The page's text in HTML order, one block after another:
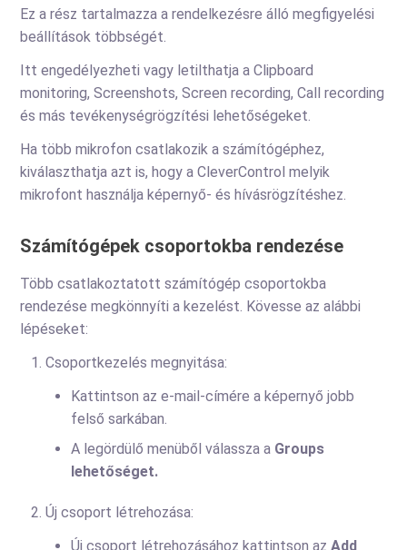
Ez a rész tartalmazza a rendelkezésre álló megfigyelési
beállítások többségét.
Itt engedélyezheti vagy letilthatja a Clipboard
monitoring, Screenshots, Screen recording, Call recording
és más tevékenységrögzítési lehetőségeket.
Ha több mikrofon csatlakozik a számítógéphez,
kiválaszthatja azt is, hogy a CleverControl melyik
mikrofont használja képernyő- és hívásrögzítéshez.
Számítógépek csoportokba rendezése
Több csatlakoztatott számítógép csoportokba
rendezése megkönnyíti a kezelést. Kövesse az alábbi
lépéseket:
Csoportkezelés megnyitása:
Kattintson az e-mail-címére a képernyő jobb
felső sarkában.
A legördülő menüből válassza a Groups
lehetőséget.
Új csoport létrehozása:
Új csoport létrehozásához kattintson azAdd